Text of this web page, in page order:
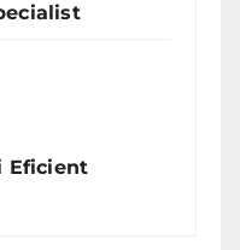
Eficient